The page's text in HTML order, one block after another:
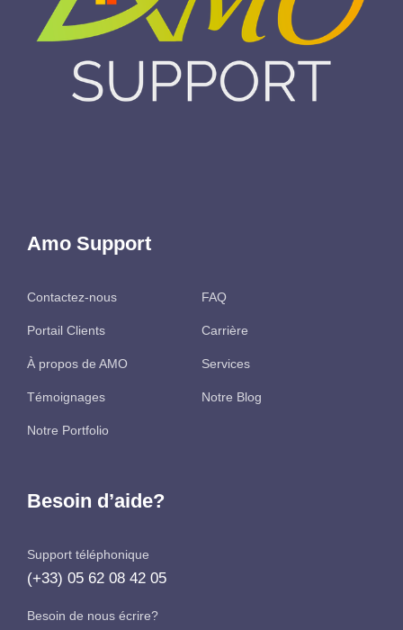
Amo Support
Contactez-nous FAQ
Portail Clients Carrière
À propos de AMO Services
Témoignages Notre Blog
Notre Portfolio
Besoin d’aide?
Support téléphonique
(+33) 05 62 08 42 05
Besoin de nous écrire?